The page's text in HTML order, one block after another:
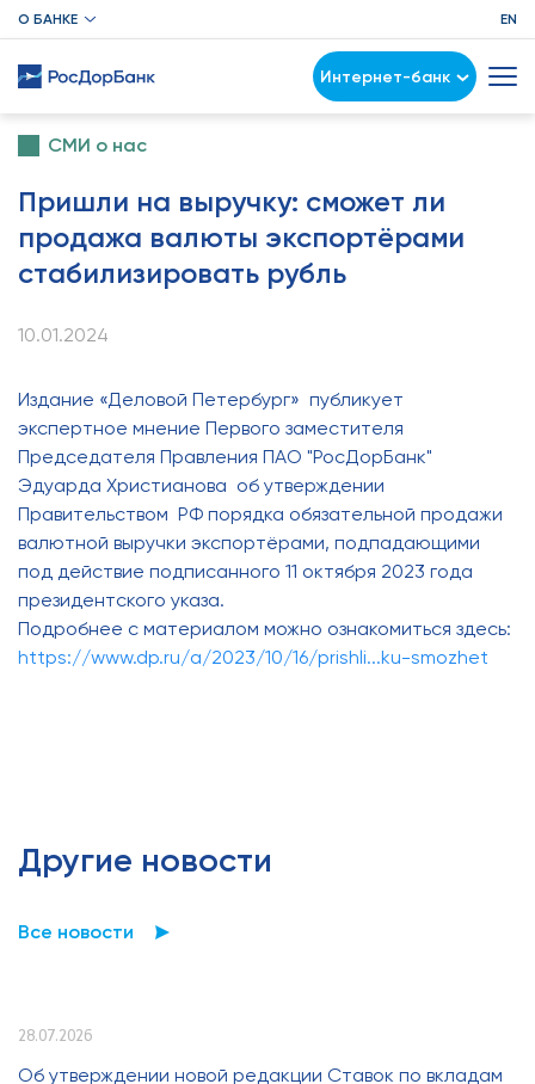
О БАНКЕ EN
Интернет-банк
СМИ о нас
Пришли на выручку: сможет ли
продажа валюты экспортёрами
стабилизировать рубль
10.01.2024
Издание «Деловой Петербург» публикует
экспертное мнение Первого заместителя
Председателя Правления ПАО "РосДорБанк"
Эдуарда Христианова об утверждении
Правительством РФ порядка обязательной продажи
валютной выручки экспортёрами, подпадающими
под действие подписанного 11 октября 2023 года
президентского указа.
Подробнее с материалом можно ознакомиться здесь:
https://www.dp.ru/a/2023/10/16/prishli...ku-smozhet
Другие новости
Все новости
28.07.2026
Об утверждении новой редакции Ставок по вкладам